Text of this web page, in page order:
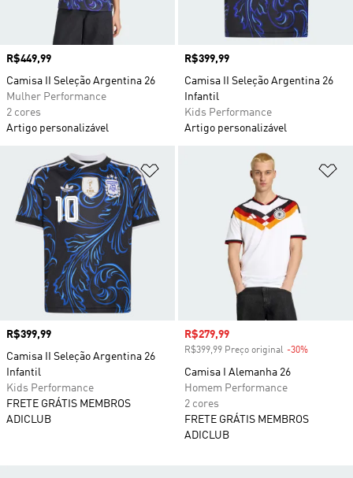
Preço
R$449,99
Camisa II Seleção Argentina 26
Mulher Performance
2 cores
Artigo personalizável
Preço
R$399,99
Camisa II Seleção Argentina 26
Infantil
Kids Performance
Artigo personalizável
Adicionar à Lista de Desejos
Preço
R$399,99
Camisa II Seleção Argentina 26
Infantil
Kids Performance
FRETE GRÁTIS MEMBROS
ADICLUB
Preço com desconto
R$279,99
R$399,99 Preço original -30%
Camisa I Alemanha 26
Homem Performance
2 cores
FRETE GRÁTIS MEMBROS
ADICLUB